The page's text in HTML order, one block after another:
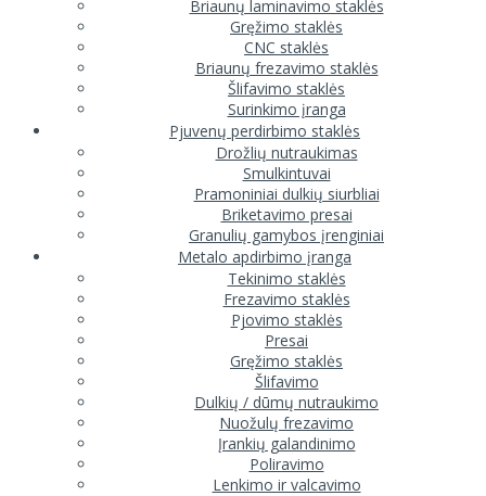
Briaunų laminavimo staklės
Gręžimo staklės
CNC staklės
Briaunų frezavimo staklės
Šlifavimo staklės
Surinkimo įranga
Pjuvenų perdirbimo staklės
Drožlių nutraukimas
Smulkintuvai
Pramoniniai dulkių siurbliai
Briketavimo presai
Granulių gamybos įrenginiai
Metalo apdirbimo įranga
Tekinimo staklės
Frezavimo staklės
Pjovimo staklės
Presai
Gręžimo staklės
Šlifavimo
Dulkių / dūmų nutraukimo
Nuožulų frezavimo
Įrankių galandinimo
Poliravimo
Lenkimo ir valcavimo